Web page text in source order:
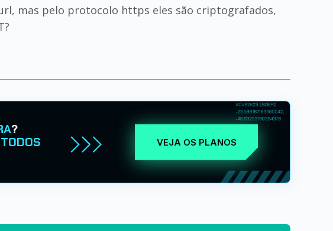
mas pelo protocolo https eles são criptografados,
?
VEJA OS PLANOS